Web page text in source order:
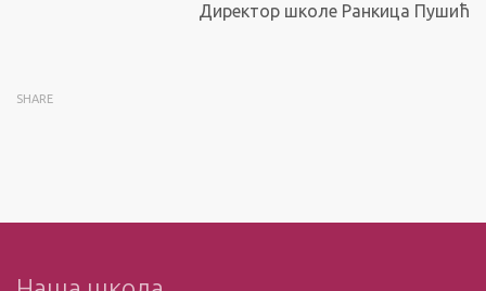
Директор школе Ранкица Пушић
SHARE